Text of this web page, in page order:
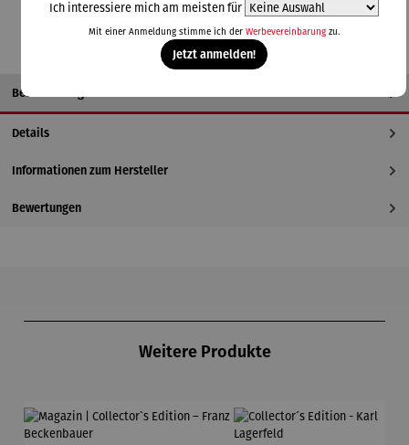
Beschreibung
Details
Informationen zum Hersteller
Bewertungen
Weitere Produkte
Ich interessiere mich am meisten für
Mit einer Anmeldung stimme ich der Werbevereinbarungzu.
Jetzt anmelden!